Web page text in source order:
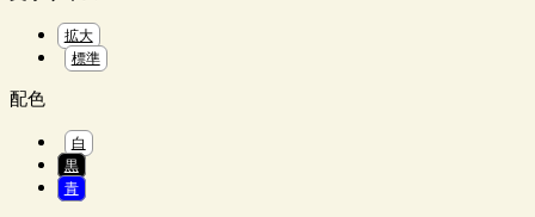
拡大
標準
配色
白
黒
青